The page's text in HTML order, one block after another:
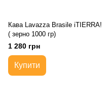
Кава Lavazza Brasile iTIERRA!
( зерно 1000 гр)
1 280 грн
Купити